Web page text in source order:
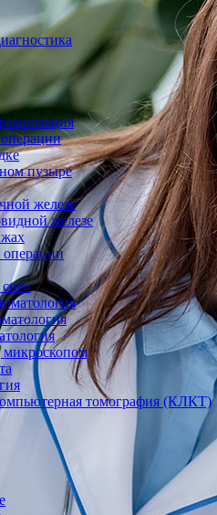
пузыре
железе
железе
операции
микроскопом
томография (КЛКТ)